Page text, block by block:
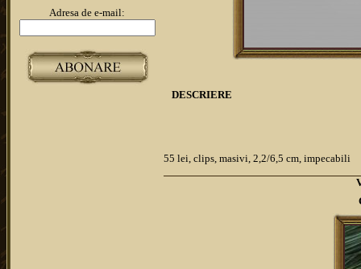
Adresa de e-mail:
DESCRIERE
55 lei, clips, masivi, 2,2/6,5 cm, impecabili